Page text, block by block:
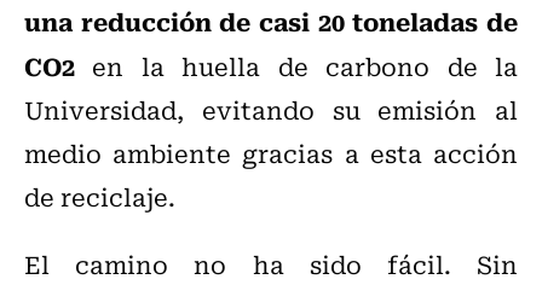
una reducción de casi 20 toneladas de
CO2 en la huella de carbono de la
Universidad, evitando su emisión al
medio ambiente gracias a esta acción
de reciclaje.
El camino no ha sido fácil. Sin